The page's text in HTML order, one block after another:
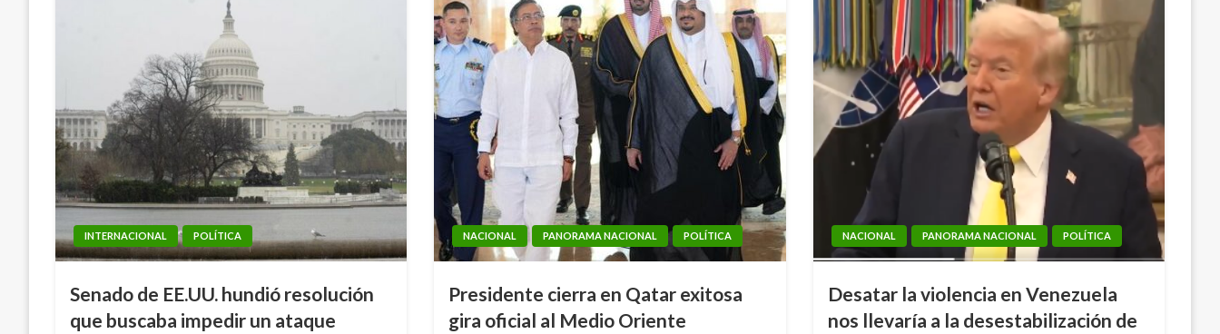
INTERNACIONAL POLÍTICA
Senado de EE.UU. hundió resolución
que buscaba impedir un ataque
NACIONAL PANORAMA NACIONAL POLÍTICA
Presidente cierra en Qatar exitosa
gira oficial al Medio Oriente
NACIONAL PANORAMA NACIONAL POLÍTICA
Desatar la violencia en Venezuela
nos llevaría a la desestabilización de